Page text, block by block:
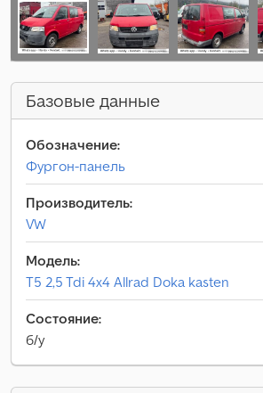
Базовые данные
Обозначение:
Фургон-панель
Производитель:
VW
Модель:
T5 2,5 Tdi 4x4 Allrad Doka kasten
Состояние:
б/у